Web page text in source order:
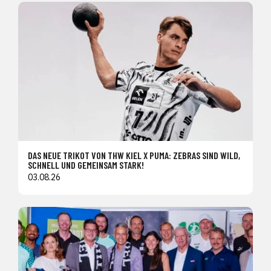
DAS NEUE TRIKOT VON THW KIEL X PUMA: ZEBRAS SIND WILD,
SCHNELL UND GEMEINSAM STARK!
03.08.26